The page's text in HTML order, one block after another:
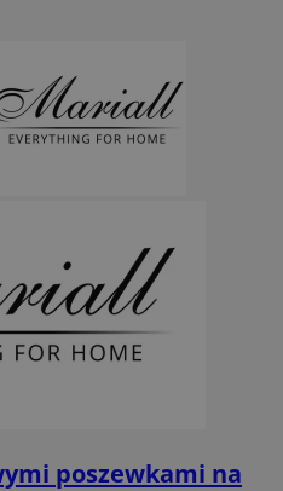
poszewkami na